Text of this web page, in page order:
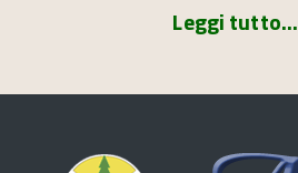
Leggi tutto...